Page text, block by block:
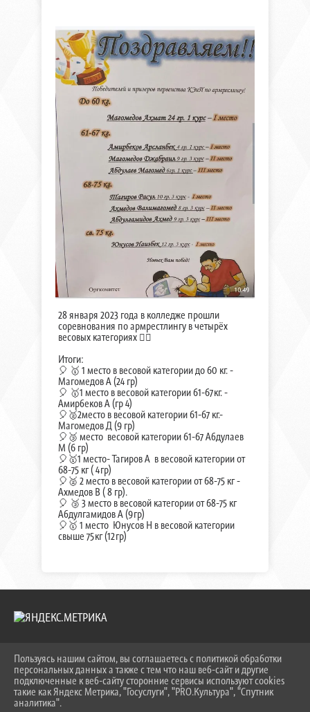
28 января 2023 года в колледже прошли
соревнования по армрестлингу в четырёх
весовых категориях 🏋‍♀️
Итоги:
🎈 🥇 1 место в весовой категории до 60 кг. -
Магомедов А (24 гр)
🎈 🥇1 место в весовой категории 61-67кг. -
Амирбеков А (гр 4)
🎈🥈2место в весовой категории 61-67 кг.-
Магомедов Д (9 гр)
🎈🥉 место весовой категории 61-67 Абдулаев
М (6 гр)
🎈🥇1 место- Тагиров А в весовой категории от
68-75 кг ( 4гр)
🎈🥈 2 место в весовой категории от 68-75 кг -
Ахмедов В ( 8 гр).
🎈 🥉 3 место в весовой категории от 68-75 кг
Абдулгамидов А (9гр)
🎈🥇 1 место Юнусов Н в весовой категории
свыше 75кг (12гр)
2026 Г. KEIPBK.RU
ВХОД
КАРТА САЙТА
ПОЛИТИКА ОБРАБОТКИ ПЕРСОНАЛЬНЫХ ДАННЫХ
Пользуясь нашим сайтом, вы соглашаетесь с политикой обработки
персональных данных а также с тем что наш веб-сайт и другие
подключенные к веб-сайту сторонние сервисы используют cookies
такие как Яндекс Метрика, "Госуслуги", "PRO.Культура", "Спутник
аналитика".